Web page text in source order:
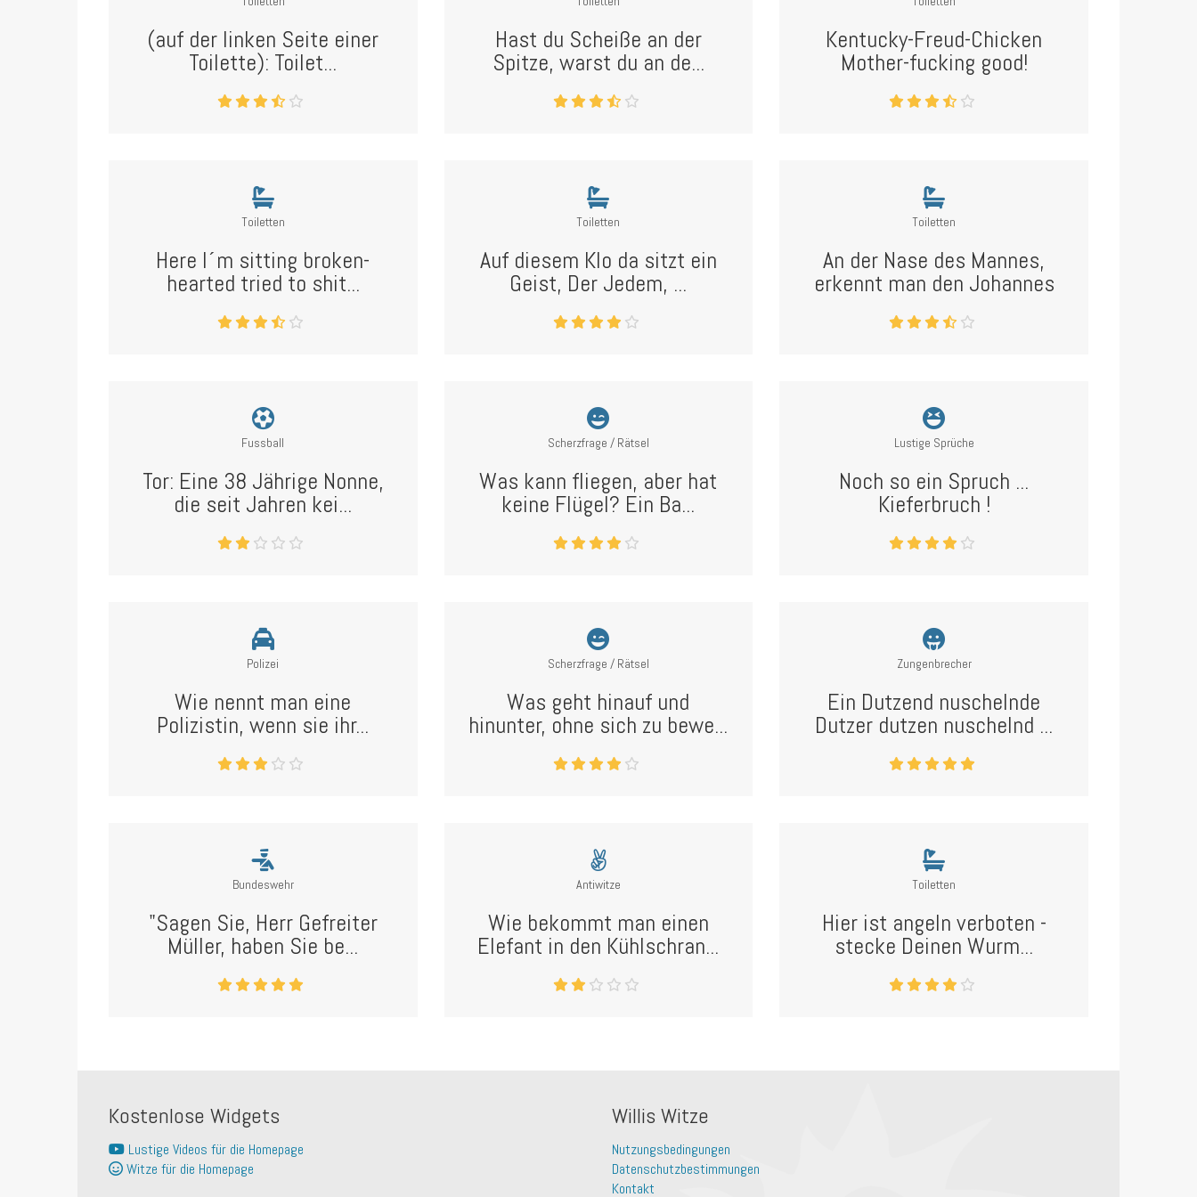
(auf der linken Seite einer
Toilette): Toilet...
Hast du Scheiße an der
Spitze, warst du an de...
Kentucky-Freud-Chicken
Mother-fucking good!
Toiletten
Here I´m sitting broken-
hearted tried to shit...
Toiletten
Auf diesem Klo da sitzt ein
Geist, Der Jedem, ...
Toiletten
An der Nase des Mannes,
erkennt man den Johannes
Fussball
Tor: Eine 38 Jährige Nonne,
die seit Jahren kei...
Scherzfrage / Rätsel
Was kann fliegen, aber hat
keine Flügel? Ein Ba...
Lustige Sprüche
Noch so ein Spruch ...
Kieferbruch !
Polizei
Wie nennt man eine
Polizistin, wenn sie ihr...
Scherzfrage / Rätsel
Was geht hinauf und
hinunter, ohne sich zu bewe...
Zungenbrecher
Ein Dutzend nuschelnde
Dutzer dutzen nuschelnd ...
Bundeswehr
"Sagen Sie, Herr Gefreiter
Müller, haben Sie be...
Antiwitze
Wie bekommt man einen
Elefant in den Kühlschran...
Toiletten
Hier ist angeln verboten -
stecke Deinen Wurm...
Kostenlose Widgets
Lustige Videos für die Homepage
Witze für die Homepage
Willis Witze
Nutzungsbedingungen
Datenschutzbestimmungen
Kontakt